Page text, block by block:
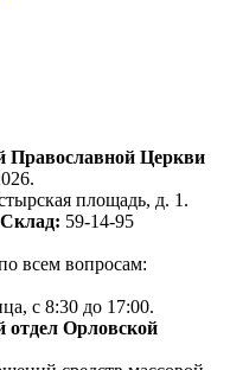
Православной Церкви
площадь, д. 1.
Склад: 59-14-95
всем вопросам:
с 8:30 до 17:00.
Орловской